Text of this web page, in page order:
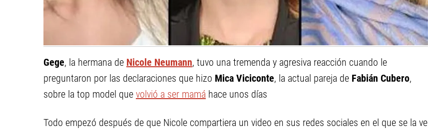
Gege, la hermana de Nicole Neumann, tuvo una tremenda y agresiva reacción cuando le
preguntaron por las declaraciones que hizo Mica Viciconte, la actual pareja de Fabián Cubero,
sobre la top model que volvió a ser mamá hace unos días
Todo empezó después de que Nicole compartiera un video en sus redes sociales en el que se la ve